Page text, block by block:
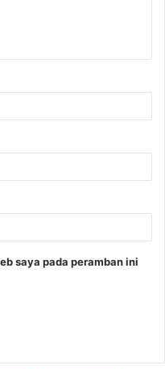
saya pada peramban ini